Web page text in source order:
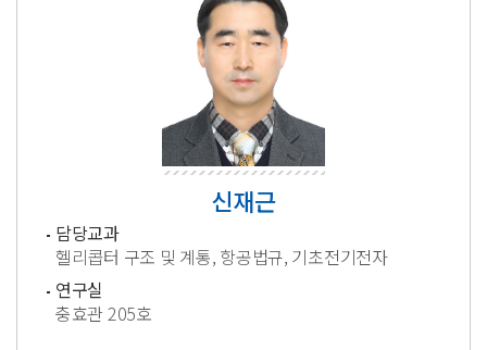
신재근
담당교과
헬리콥터 구조 및 계통, 항공법규, 기초전기전자
연구실
충효관 205호